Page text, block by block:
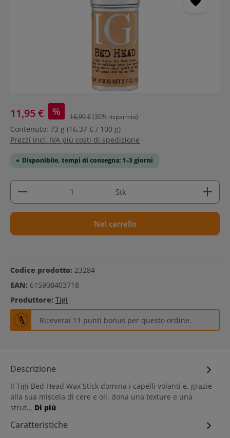
11,95 € % 16,99 €(30% risparmio)
Contenuto: 73 g (16,37 € / 100 g)
Prezzi incl. IVA più costi di spedizione
Disponibile, tempi di consegna: 1–3 giorni
Quantità del prodotto: inserisci la quantità
Stk
Nel carrello
Codice prodotto: 23284
EAN: 615908403718
Produttore: Tigi
Riceverai 11 punti bonus per questo ordine.
Descrizione
Il Tigi Bed Head Wax Stick domina i capelli volanti e, grazie
alla sua miscela di cere e oli, dona una texture e una
strut… Di più
Caratteristiche